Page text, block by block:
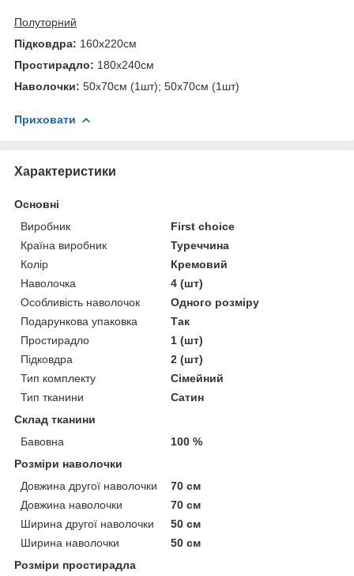
Полуторний
Підковдра: 160х220см
Простирадло: 180х240см
Наволочки: 50х70см (1шт); 50х70см (1шт)
Приховати
Характеристики
Основні
Виробник
First choice
Країна виробник
Туреччина
Колір
Кремовий
Наволочка
4 (шт)
Особливість наволочок
Одного розміру
Подарункова упаковка
Так
Простирадло
1 (шт)
Підковдра
2 (шт)
Тип комплекту
Сімейний
Тип тканини
Сатин
Склад тканини
Бавовна
100 %
Розміри наволочки
Довжина другої наволочки
70 см
Довжина наволочки
70 см
Ширина другої наволочки
50 см
Ширина наволочки
50 см
Розміри простирадла